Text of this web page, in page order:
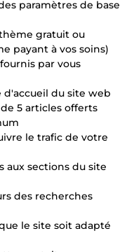
paramètres de base
gratuit ou
payant à vos soins)
par vous
du site web
5 articles offerts
le trafic de votre
aux sections du site
des recherches
le site soit adapté